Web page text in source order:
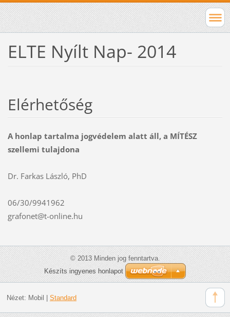
ELTE Nyílt Nap- 2014
Elérhetőség
A honlap tartalma jogvédelem alatt áll, a MÍTÉSZ
szellemi tulajdona
Dr. Farkas László, PhD
06/30/9941962
grafonet@t-online.hu
© 2013 Minden jog fenntartva.
Készíts ingyenes honlapot
Nézet: Mobil Standard